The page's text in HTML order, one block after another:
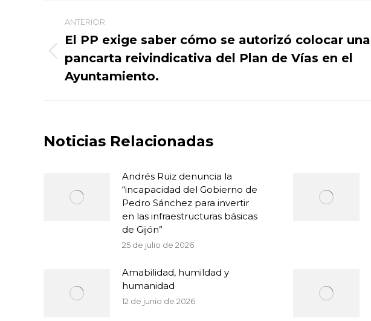
Navegación
entre
publicaciones
ANTERIOR
Publicación
anterior:
El PP exige saber cómo se autorizó colocar una
pancarta reivindicativa del Plan de Vías en el
Ayuntamiento.
Noticias Relacionadas
Andrés Ruiz denuncia la
“incapacidad del Gobierno de
Pedro Sánchez para invertir
en las infraestructuras básicas
de Gijón”
25 de julio de 2026
Amabilidad, humildad y
humanidad
12 de junio de 2026